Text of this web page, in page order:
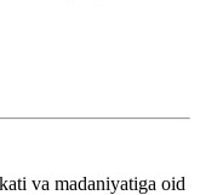
va madaniyatiga oid